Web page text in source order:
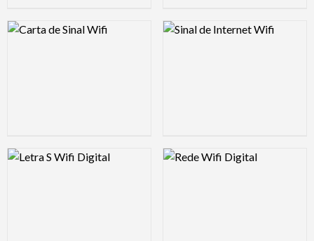
Logo Preview Image Logo Preview Image
Logo Preview Image Logo Preview Image